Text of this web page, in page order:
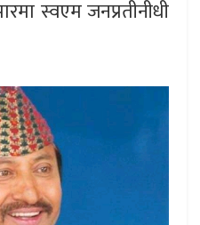
स्वएम जनप्रतीनीधी